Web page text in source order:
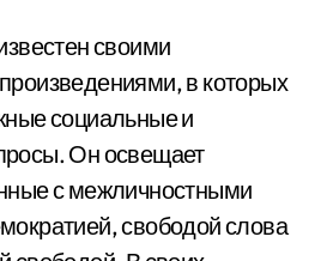
своими
в которых
социальные и
Он освещает
с межличностными
свободой слова